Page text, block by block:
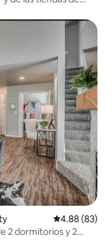
Calificación
4.88 (83)
2 dormitorios y 2